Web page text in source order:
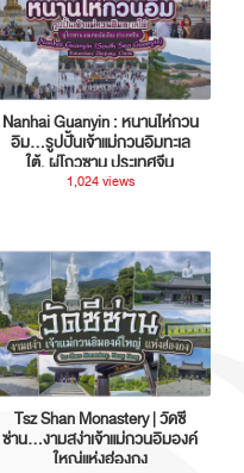
Nanhai Guanyin : หนานไห่กวน
อิม...รูปปั้นเจ้าแม่กวนอิมทะเล
ใต้, ผู่โถวซาน ประเทศจีน
1,024 views
Tsz Shan Monastery | วัดซี
ซ่าน…งามสง่าเจ้าแม่กวนอิมองค์
ใหญ่แห่งฮ่องกง